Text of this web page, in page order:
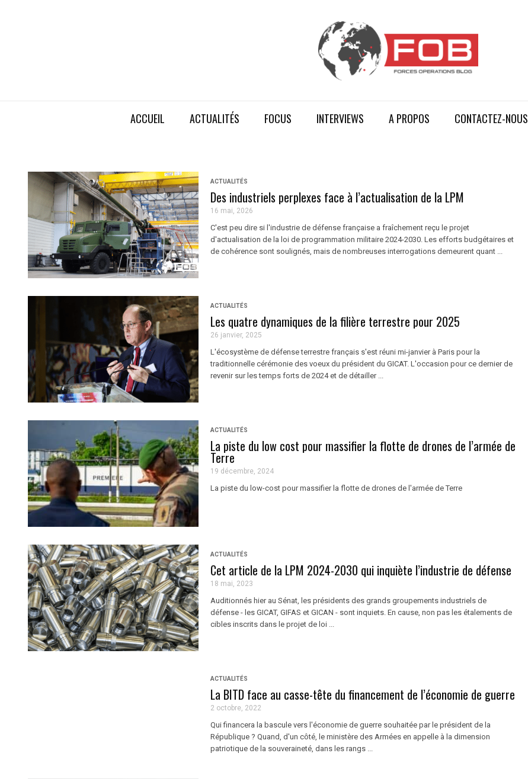
ACCUEIL ACTUALITÉS FOCUS INTERVIEWS A PROPOS CONTACTEZ-NOUS
ACTUALITÉS
Des industriels perplexes face à l’actualisation de la LPM
16 mai, 2026
C'est peu dire si l'industrie de défense française a fraîchement reçu le projet
d'actualisation de la loi de programmation militaire 2024-2030. Les efforts budgétaires et
de cohérence sont soulignés, mais de nombreuses interrogations demeurent quant ...
ACTUALITÉS
Les quatre dynamiques de la filière terrestre pour 2025
26 janvier, 2025
L'écosystème de défense terrestre français s'est réuni mi-janvier à Paris pour la
traditionnelle cérémonie des voeux du président du GICAT. L'occasion pour ce dernier de
revenir sur les temps forts de 2024 et de détailler ...
ACTUALITÉS
La piste du low cost pour massifier la flotte de drones de l’armée de
Terre
19 décembre, 2024
La piste du low-cost pour massifier la flotte de drones de l'armée de Terre
ACTUALITÉS
Cet article de la LPM 2024-2030 qui inquiète l’industrie de défense
18 mai, 2023
Auditionnés hier au Sénat, les présidents des grands groupements industriels de
défense - les GICAT, GIFAS et GICAN - sont inquiets. En cause, non pas les étalements de
cibles inscrits dans le projet de loi ...
ACTUALITÉS
La BITD face au casse-tête du financement de l’économie de guerre
2 octobre, 2022
Qui financera la bascule vers l'économie de guerre souhaitée par le président de la
République ? Quand, d'un côté, le ministère des Armées en appelle à la dimension
patriotique de la souveraineté, dans les rangs ...